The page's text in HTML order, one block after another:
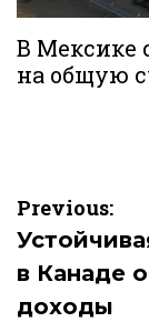
В Мексике
на общую
по
Previous:
в Канаде
доходы